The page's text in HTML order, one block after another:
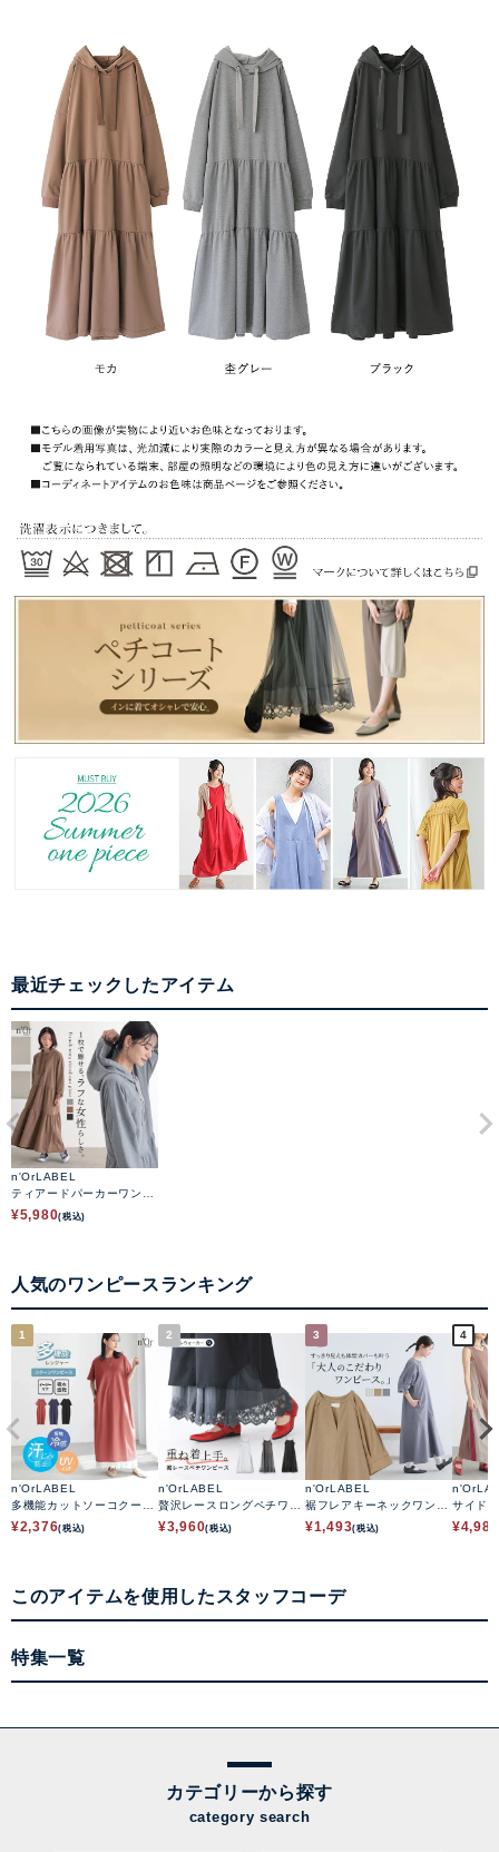
最近チェックしたアイテム
n'OrLABEL
ティアードパーカーワンピ
ース
¥5,980(税込)
人気のワンピースランキング
1
n'OrLABEL
多機能カットソーコクーン
ワンピース
¥2,376(税込)
2
n'OrLABEL
贅沢レースロングペチワン
ピース
¥3,960(税込)
3
n'OrLABEL
裾フレアキーネックワンピ
ース
¥1,493(税込)
4
サイド
リーブ
¥4,980
このアイテムを使用したスタッフコーデ
特集一覧
カテゴリーから探す
category search